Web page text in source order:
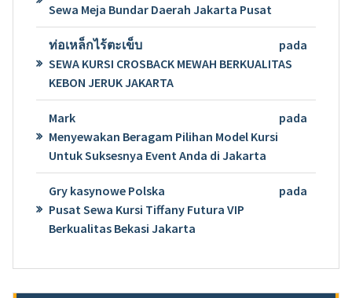
Sewa Meja Bundar Daerah Jakarta Pusat
ท่อเหล็กไร้ตะเข็บ
pada
SEWA KURSI CROSBACK MEWAH BERKUALITAS
KEBON JERUK JAKARTA
Mark
pada
Menyewakan Beragam Pilihan Model Kursi
Untuk Suksesnya Event Anda di Jakarta
Gry kasynowe Polska
pada
Pusat Sewa Kursi Tiffany Futura VIP
Berkualitas Bekasi Jakarta